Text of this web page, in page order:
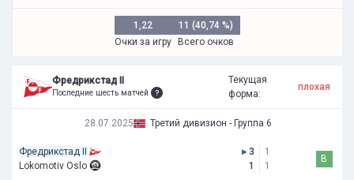
1,22
Очки за игру
11 (40,74 %)
Всего очков
Фредрикстад II
Последние шесть матчей
Текущая
форма:
плохая
28.07.2025 Третий дивизион - Группа 6
Фредрикстад II
Lokomotiv Oslo
▸3
1
1
1
В